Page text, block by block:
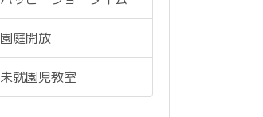
園庭開放
未就園児教室